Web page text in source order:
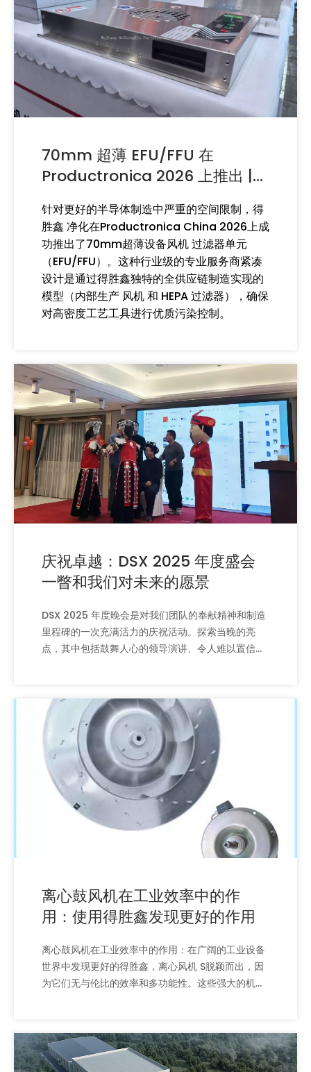
70mm 超薄 EFU/FFU 在
Productronica 2026 上推出 |
针对更好的半导体制造中严重的空间限制，得
胜鑫 净化在Productronica China 2026上成
功推出了70mm超薄设备风机 过滤器单元
（EFU/FFU）。这种行业级的专业服务商紧凑
设计是通过得胜鑫独特的全供应链制造实现的
模型（内部生产 风机 和 HEPA 过滤器），确保
对高密度工艺工具进行优质污染控制。
庆祝卓越：DSX 2025 年度盛会
一瞥和我们对未来的愿景
DSX 2025 年度晚会是对我们团队的奉献精神和制造
里程碑的一次充满活力的庆祝活动。探索当晚的亮
点，其中包括鼓舞人心的领导演讲、令人难以置信的
础。
离心鼓风机在工业效率中的作
用：使用得胜鑫发现更好的作用
离心鼓风机在工业效率中的作用：在广阔的工业设备
世界中发现更好的得胜鑫，离心风机 S脱颖而出，因
为它们无与伦比的效率和多功能性。这些强大的机器